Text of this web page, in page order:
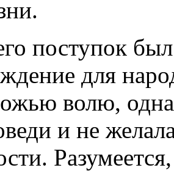
поступок
для
волю,
и не